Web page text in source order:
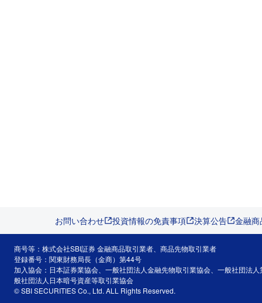
お問い合わせ 投資情報の免責事項 決算公告 金融
商号等：株式会社SBI証券 金融商品取引業者、商品先物取引業者
登録番号：関東財務局長（金商）第44号
加入協会：日本証券業協会、一般社団法人金融先物取引業協会、一般社団法
般社団法人日本暗号資産等取引業協会
© SBI SECURITIES Co., Ltd. ALL Rights Reserved.